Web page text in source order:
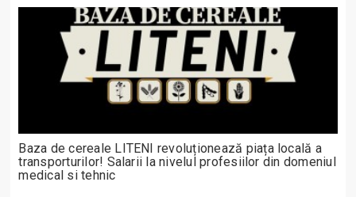
Baza de cereale LITENI revoluționează piața locală a
transporturilor! Salarii la nivelul profesiilor din domeniul
medical si tehnic